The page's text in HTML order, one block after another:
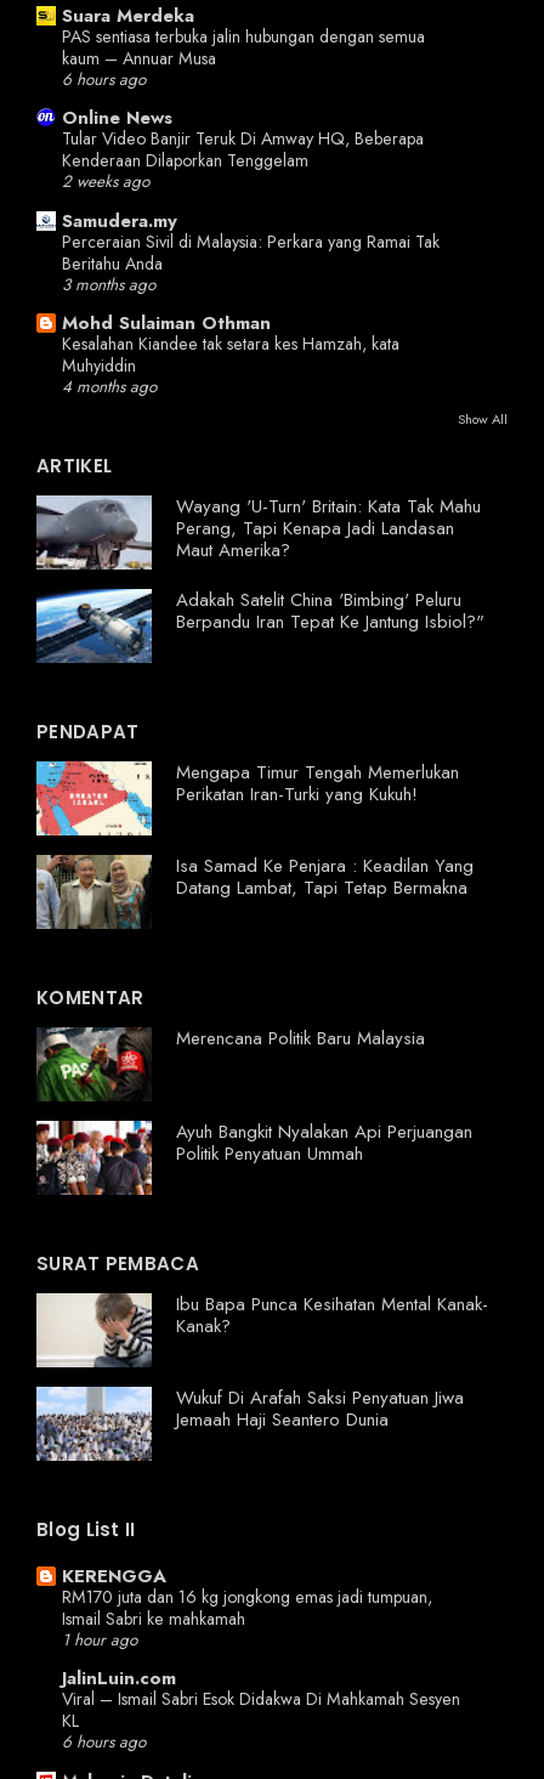
Suara Merdeka
PAS sentiasa terbuka jalin hubungan dengan semua
kaum – Annuar Musa
6 hours ago
Online News
Tular Video Banjir Teruk Di Amway HQ, Beberapa
Kenderaan Dilaporkan Tenggelam
2 weeks ago
Samudera.my
Perceraian Sivil di Malaysia: Perkara yang Ramai Tak
Beritahu Anda
3 months ago
Mohd Sulaiman Othman
Kesalahan Kiandee tak setara kes Hamzah, kata
Muhyiddin
4 months ago
Show All
ARTIKEL
Wayang 'U-Turn' Britain: Kata Tak Mahu
Perang, Tapi Kenapa Jadi Landasan
Maut Amerika?
Adakah Satelit China 'Bimbing' Peluru
Berpandu Iran Tepat Ke Jantung Isbiol?"
PENDAPAT
Mengapa Timur Tengah Memerlukan
Perikatan Iran-Turki yang Kukuh!
Isa Samad Ke Penjara : Keadilan Yang
Datang Lambat, Tapi Tetap Bermakna
KOMENTAR
Merencana Politik Baru Malaysia
Ayuh Bangkit Nyalakan Api Perjuangan
Politik Penyatuan Ummah
SURAT PEMBACA
Ibu Bapa Punca Kesihatan Mental Kanak-
Kanak?
Wukuf Di Arafah Saksi Penyatuan Jiwa
Jemaah Haji Seantero Dunia
Blog List II
KERENGGA
RM170 juta dan 16 kg jongkong emas jadi tumpuan,
Ismail Sabri ke mahkamah
1 hour ago
JalinLuin.com
Viral – Ismail Sabri Esok Didakwa Di Mahkamah Sesyen
KL
6 hours ago